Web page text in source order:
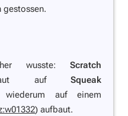
gestossen.
wusste: Scratch
auf Squeak
auf einem
) aufbaut.